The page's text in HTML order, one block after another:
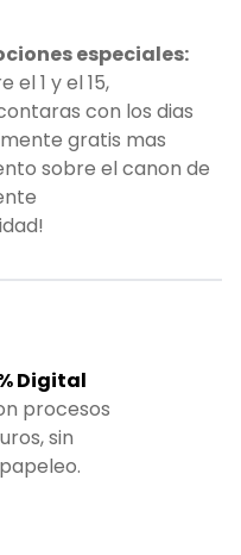
especiales:
el 1 y el 15,
con los dias
gratis mas
sobre el canon de
Digital
procesos
sin